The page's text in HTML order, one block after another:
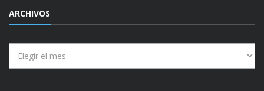
ARCHIVOS